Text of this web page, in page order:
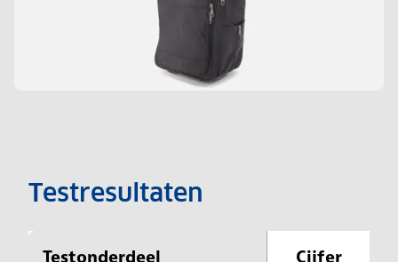
Testresultaten
Testonderdeel Cijfer